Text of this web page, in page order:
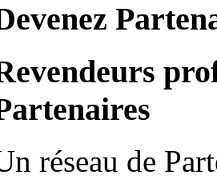
réseau de